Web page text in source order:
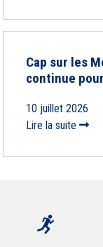
Cap sur les
continue
10 juillet 2026
Lire la suite